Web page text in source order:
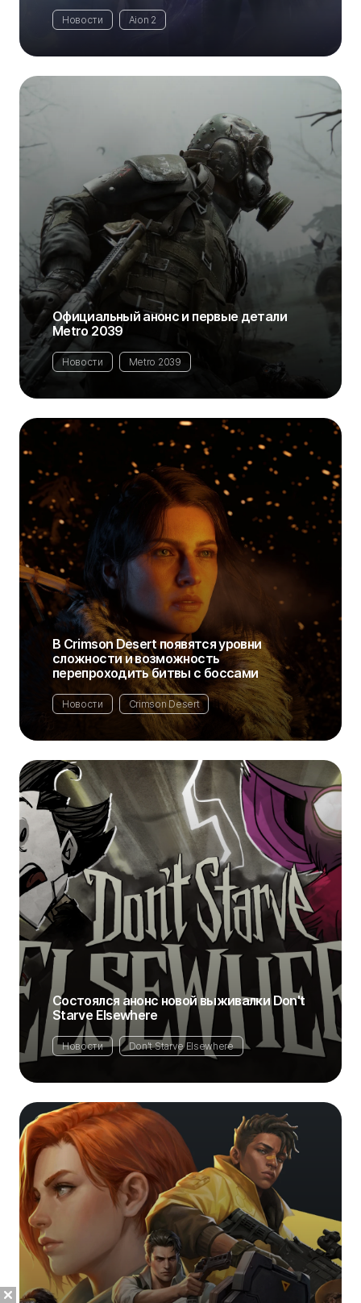
Новости Aion 2
Официальный анонс и первые детали
Metro 2039
Новости Metro 2039
В Crimson Desert появятся уровни
сложности и возможность
перепроходить битвы с боссами
Новости Crimson Desert
Состоялся анонс новой выживалки Don't
Starve Elsewhere
Новости Don't Starve Elsewhere